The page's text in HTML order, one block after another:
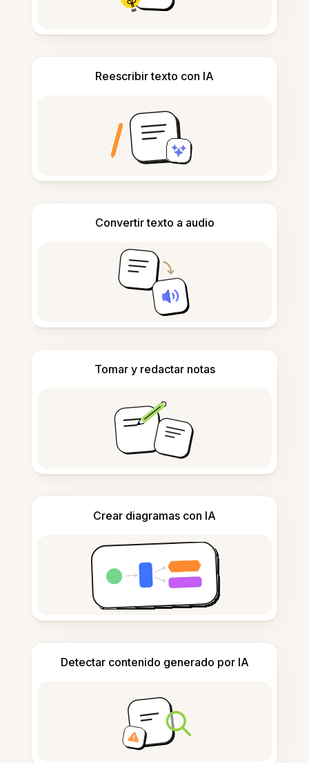
Reescribir texto con IA
Convertir texto a audio
Tomar y redactar notas
Crear diagramas con IA
Detectar contenido generado por IA